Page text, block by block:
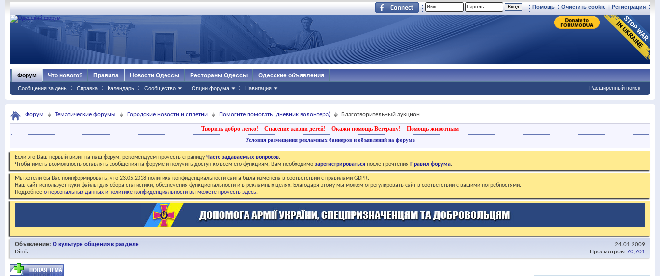
Регистрация
Очистить cookie
Помощь
Форум
Сообщения за день Справка Календарь Сообщество Опции форума Навигация
Что нового? Правила Новости Одессы Рестораны Одессы Одесские объявления
Расширенный поиск
Форум Тематические форумы Городские новости и сплетни Помогите помогать (дневник волонтера) Благотворительный аукцион
Творить добро легко! Спасение жизни детей! Окажи помощь Ветерану! Помощь животным
Условия размещения рекламных баннеров и объявлений на форуме
Если это Ваш первый визит на наш форум, рекомендуем прочесть страницуЧасто задаваемых вопросов.
Чтобы иметь возможность оставлять сообщения на форуме и получить доступ ко всем его функциям, Вам необходимо зарегистрироваться после прочтения Правил форума.
Мы хотели бы Вас поинформировать, что 23.05.2018 политика конфиденциальности сайта была изменена в соответствии с правилами GDPR.
Наш сайт использует куки-файлы для сбора статистики, обеспечения функциональности и в рекламных целях. Благодаря этому мы можем отрегулировать сайт в соответствии с вашими потребностями.
Подробнее о персональных данных и политике конфиденциальности вы можете прочесть здесь.
Объявление: О культуре общения в разделе
Dimiz
24.01.2009
Просмотров: 70,701